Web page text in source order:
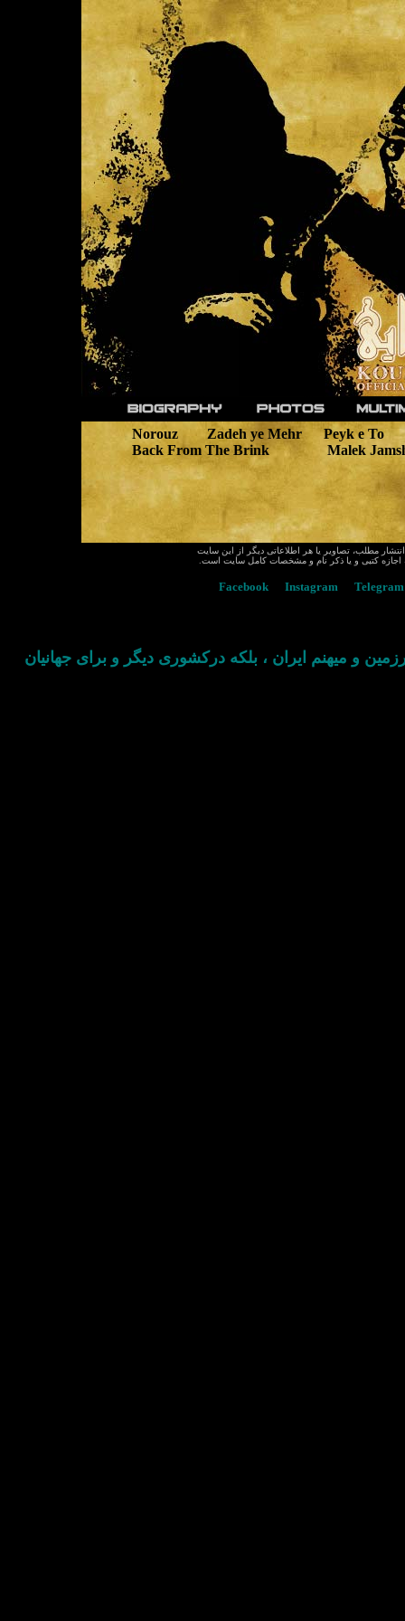
Norouz Zadeh ye Mehr
Peyk e To
Back From The Brink
Malek
مطلب، تصاویر یا هر اطلاعاتی دیگر از این سایت
اجازه کتبی و یا ذکر نام و مشخصات کامل سایت است.
Facebook Instagram Telegram
و میهنم ایران ، بلکه درکشوری دیگر و برای جهانیان